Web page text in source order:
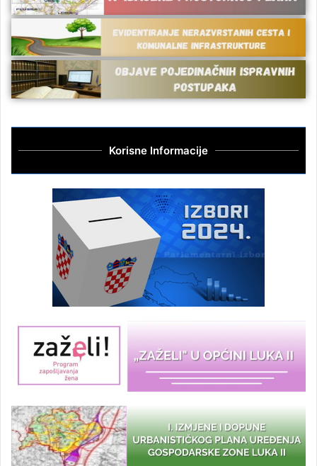
Korisne Informacije